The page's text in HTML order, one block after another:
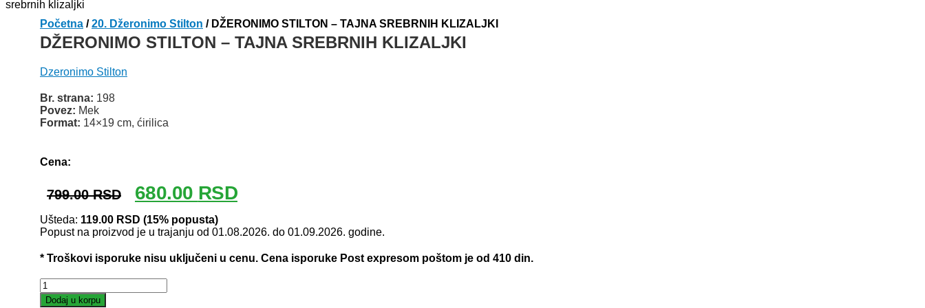
Početna /20. Džeronimo Stilton / DŽERONIMO STILTON – TAJNA SREBRNIH KLIZALJKI
DŽERONIMO STILTON – TAJNA SREBRNIH KLIZALJKI
Dzeronimo Stilton
Br. strana: 198
Povez: Mek
Format: 14×19 cm, ćirilica
Cena:
799.00RSD
Originalna
cena
je
bila:
799.00 RSD.
680.00 RSDTrenutna
cena
680.00 RSD.
Ušteda: 119.00 RSD (15% popusta)
Popust na proizvod je u trajanju od 01.08.2026. do 01.09.2026. godine.
* Troškovi isporuke nisu uključeni u cenu. Cena isporuke Post expresom poštom je od 410 din.
DŽERONIMO
STILTON
Dodaj u korpu